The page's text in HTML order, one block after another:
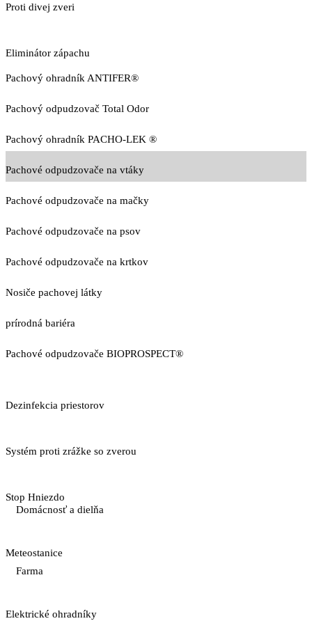
Proti divej zveri
Eliminátor zápachu
Pachový ohradník ANTIFER®
Pachový odpudzovač Total Odor
Pachový ohradník PACHO-LEK ®
Pachové odpudzovače na vtáky
Pachové odpudzovače na mačky
Pachové odpudzovače na psov
Pachové odpudzovače na krtkov
Nosiče pachovej látky
prírodná bariéra
Pachové odpudzovače BIOPROSPECT®
Dezinfekcia priestorov
Systém proti zrážke so zverou
Stop Hniezdo
Domácnosť a dielňa
Meteostanice
Farma
Elektrické ohradníky